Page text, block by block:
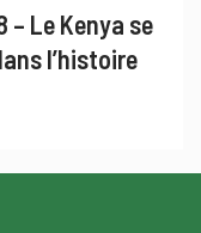
– Le Kenya se
l’histoire